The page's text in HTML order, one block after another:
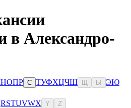
в Александро-
НОПР С ТУФХЦЧШ Ы ЭЮ
RSTUVWX Y Z